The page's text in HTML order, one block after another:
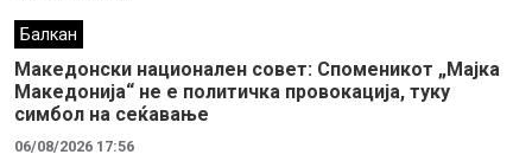
Балкан
Македонски национален совет: Споменикот „Мајка
Македонија“ не е политичка провокација, туку
симбол на сеќавање
06/08/2026 17:56